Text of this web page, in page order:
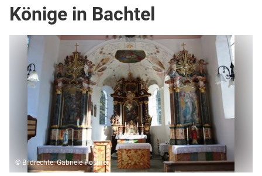
Könige in Bachtel
© Bildrechte: Gabriele Postner